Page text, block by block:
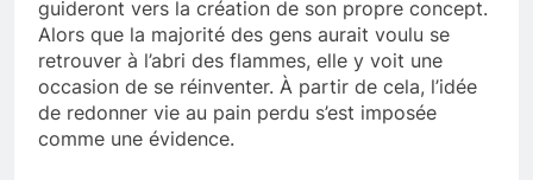
guideront vers la création de son propre concept.
Alors que la majorité des gens aurait voulu se
retrouver à l’abri des flammes, elle y voit une
occasion de se réinventer. À partir de cela, l’idée
de redonner vie au pain perdu s’est imposée
comme une évidence.